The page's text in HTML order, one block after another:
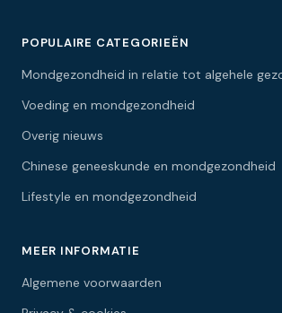
POPULAIRE CATEGORIEËN
Mondgezondheid in relatie tot algehele
Voeding en mondgezondheid
Overig nieuws
Chinese geneeskunde en mondgezondheid
Lifestyle en mondgezondheid
MEER INFORMATIE
Algemene voorwaarden